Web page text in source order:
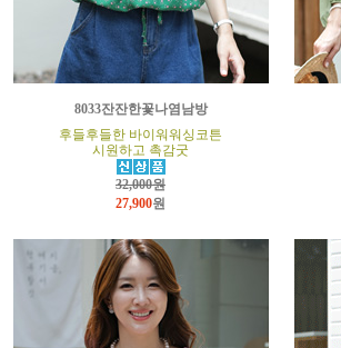
8033잔잔한꽃나염남방
후들후들한 바이워워싱코튼
시원하고 촉감굿
32,000원
27,900원